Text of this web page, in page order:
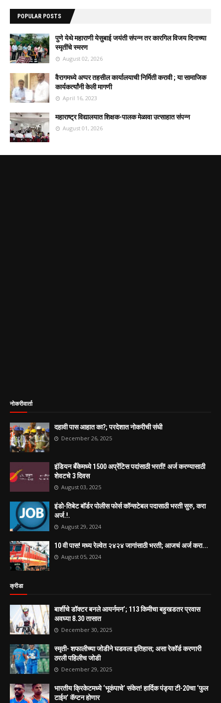
POPULAR POSTS
पुणे येथे महाराणी येसुबाई जयंती संपन्न तर कारगिल विजय दिनाच्या
स्मृतींचे स्मरण
August 02, 2026
वैरागमध्ये अप्पर तहसील कार्यालयाची निर्मिती करावी ; या सामाजिक
कार्यकर्त्यांनी केली मागणी
April 16, 2023
महाराष्ट्र विद्यालयात शिक्षक-पालक मेळावा उत्साहात संपन्न
August 01, 2026
नोकरीवार्ता
दहावी पास आहात का?; परदेशात नोकरीची संधी
December 26, 2025
इंडियन बँकेमध्ये 1500 अप्रेंटिस पदांसाठी भरती! अर्ज करण्यासाठी
शेवटचे 3 दिवस
August 03, 2025
इंडो-तिबेट बॉर्डर पोलीस फोर्स कॉन्सटेबल पदासाठी भरती सुरु, करा
अर्ज.!.
August 29, 2024
10 वी पास! मध्य रेल्वेत २४२४ जागांसाठी भरती; आजचं अर्ज करा...
August 05, 2024
क्रीडा
बार्शीचे डॉक्टर बनले आयर्नमन’; 113 किमीचा बहुखडतर प्रवास
अवघ्या 8.30 तासात
December 30, 2025
स्मृती- शफालीच्या जोडीने घडवला इतिहास; असा रेकॉर्ड करणारी
ठरली पहिलीच जोडी
December 29, 2025
भारतीय क्रिकेटमध्ये ‘भूकंपाचे’ संकेत! हार्दिक पंड्या टी-20चा ‘फुल
टाईम’ कॅप्टन होणार